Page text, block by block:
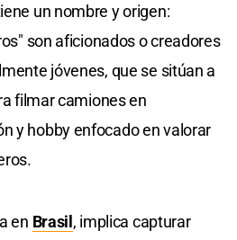
un nombre y origen:
son aficionados o creadores
jóvenes, que se sitúan a
filmar camiones en
y hobby enfocado en valorar
en Brasil, implica capturar